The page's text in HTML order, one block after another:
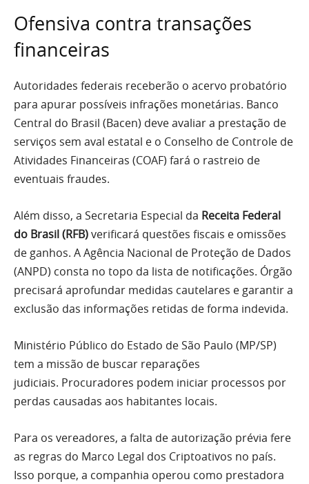
Ofensiva contra transações
financeiras
Autoridades federais receberão o acervo probatório
para apurar possíveis infrações monetárias. Banco
Central do Brasil (Bacen) deve avaliar a prestação de
serviços sem aval estatal e o Conselho de Controle de
Atividades Financeiras (COAF) fará o rastreio de
eventuais fraudes.
Além disso, a Secretaria Especial da Receita Federal
do Brasil (RFB)verificará questões fiscais e omissões
de ganhos. A Agência Nacional de Proteção de Dados
(ANPD) consta no topo da lista de notificações. Órgão
precisará aprofundar medidas cautelares e garantir a
exclusão das informações retidas de forma indevida.
Ministério Público do Estado de São Paulo (MP/SP)
tem a missão de buscar reparações
judiciais. Procuradores podem iniciar processos por
perdas causadas aos habitantes locais.
Para os vereadores, a falta de autorização prévia fere
as regras do Marco Legal dos Criptoativos no país.
Isso porque, a companhia operou como prestadora